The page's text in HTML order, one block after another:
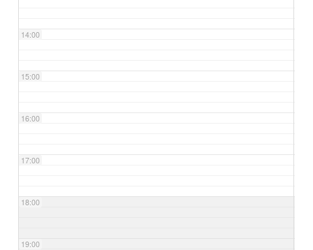
14:00
15:00
16:00
17:00
18:00
19:00